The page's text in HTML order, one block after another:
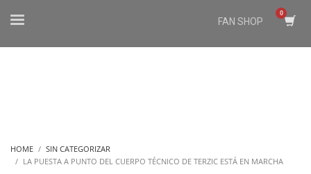
FAN SHOP
HOME
SIN CATEGORIZAR
LA PUESTA A PUNTO DEL CUERPO TÉCNICO DE TERZIC ESTÁ EN MARCHA